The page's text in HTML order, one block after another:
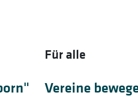
Für alle
Vereine